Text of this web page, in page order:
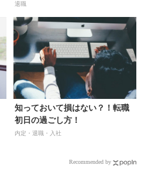
退職
知っておいて損はない？！転職
初日の過ごし方！
内定・退職・入社
Recommended by